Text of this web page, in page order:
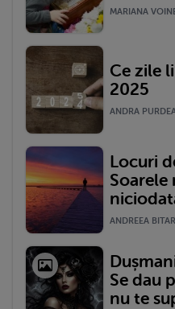
MARIANA
Ce zile
2025
ANDRA
Locuri
Soarele
ANDREEA
Se dau
nu te